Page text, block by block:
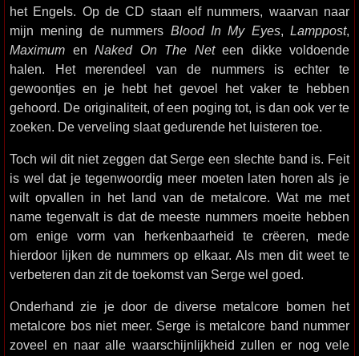
het Engels. Op de CD staan elf nummers, waarvan naar
mijn mening de nummers Blood In My Eyes, Lamppost,
Maximum en Naked On The Neteen dikke voldoende
halen. Het merendeel van de nummers is echter te
gewoontjes en je hebt het gevoel het vaker te hebben
gehoord. De originaliteit, of een poging tot, is dan ook ver te
zoeken. De verveling slaat gedurende het luisteren toe.
Toch wil dit niet zeggen dat Serge een slechte band is. Feit
is wel dat je tegenwoordig meer moeten laten horen als je
wilt opvallen in het land van de metalcore. Wat me met
name tegenvalt is dat de meeste nummers moeite hebben
om enige vorm van herkenbaarheid te crëeren, mede
hierdoor lijken de nummers op elkaar. Als men dit weet te
verbeteren dan zit de toekomst van Serge wel goed.
Onderhand zie je door de diverse metalcore bomen het
metalcore bos niet meer. Serge is metalcore band nummer
zoveel en naar alle waarschijnlijkheid zullen er nog vele